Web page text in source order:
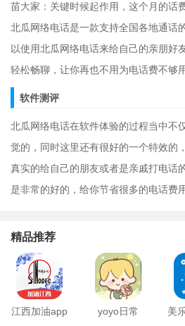
苗大家：关键时候起作用，这个月的话
北瓜网络电话是一款支持全国各地通话
以使用北瓜网络电话来给自己的亲朋好
轻松畅聊，让你再也不用为电话费不够
软件测评
北瓜网络电话在软件体验的过程当中不
觉的，同时这里还有很好的一个特效的
真实的给自己的朋友或者是亲戚打电话
是非常的好的，给你节省很多的电话费
精品推荐
江西加油app yoyo日常 美